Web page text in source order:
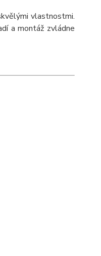
vlastnostmi.
a montáž zvládne